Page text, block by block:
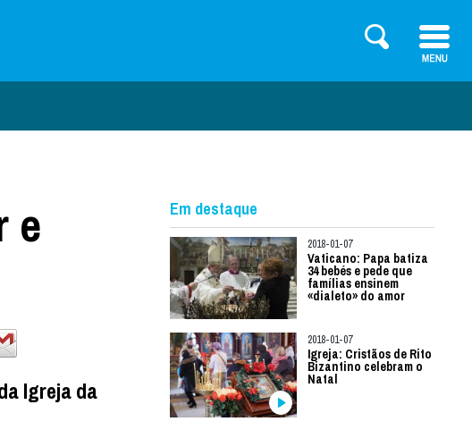
e
Igreja da
Em destaque
2018-01-07
Vaticano: Papa batiza
34 bebés e pede que
famílias ensinem
«dialeto» do amor
2018-01-07
Igreja: Cristãos de Rito
Bizantino celebram o
Natal